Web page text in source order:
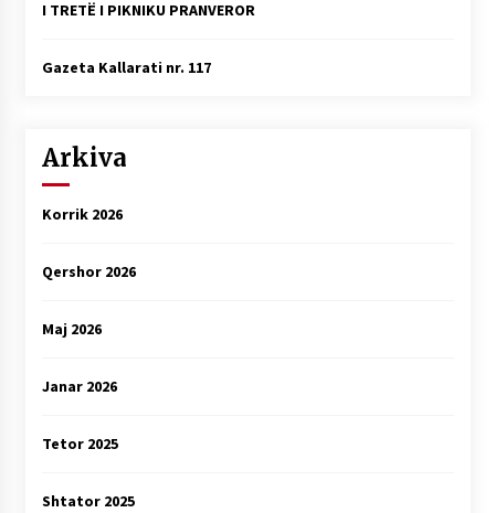
I TRETË I PIKNIKU PRANVEROR
Gazeta Kallarati nr. 117
Arkiva
Korrik 2026
Qershor 2026
Maj 2026
Janar 2026
Tetor 2025
Shtator 2025